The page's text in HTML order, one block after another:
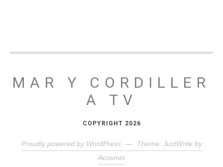
MAR Y CORDILLER
A TV
COPYRIGHT 2026
Proudly powered by WordPress —
Theme: JustWrite by
Acosmin